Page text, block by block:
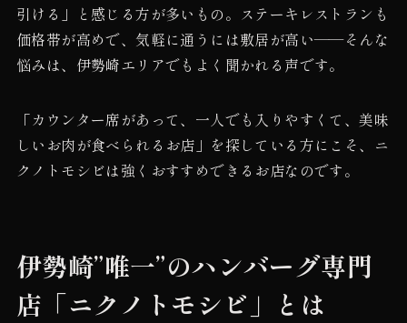
引ける」と感じる方が多いもの。ステーキレストランも
価格帯が高めで、気軽に通うには敷居が高い——そんな
悩みは、伊勢崎エリアでもよく聞かれる声です。
「カウンター席があって、一人でも入りやすくて、美味
しいお肉が食べられるお店」を探している方にこそ、ニ
クノトモシビは強くおすすめできるお店なのです。
伊勢崎”唯一”のハンバーグ専門
店「ニクノトモシビ」とは